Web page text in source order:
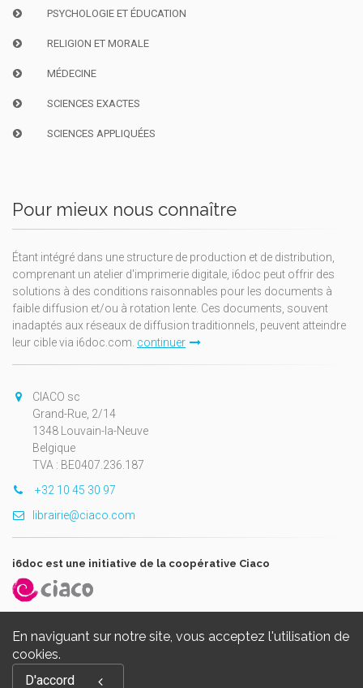
En naviguant sur notre site, vous acceptez l'utilisation de
cookies.
D'accord
PSYCHOLOGIE ET ÉDUCATION
RELIGION ET MORALE
MÉDECINE
SCIENCES EXACTES
SCIENCES APPLIQUÉES
Pour mieux nous connaître
Étant intégré dans une structure de production et de distribution,
comprenant un atelier d'imprimerie digitale, i6doc peut offrir des
solutions à des conditions raisonnables pour les documents à
faible diffusion et/ou à rotation lente. Ces documents, souvent
inadaptés aux réseaux de diffusion traditionnels, peuvent atteindre
leur cible via i6doc.com. continuer
CIACO sc
Grand-Rue, 2/14
1348 Louvain-la-Neuve
Belgique
TVA : BE0407.236.187
+32 10 45 30 97
librairie@ciaco.com
i6doc est une initiative de la coopérative Ciaco